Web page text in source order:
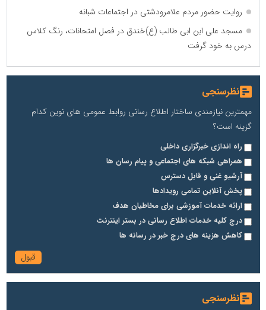
روایت حضور مردم علامرودشتی در اجتماعات شبانه
مسجد علی ابن ابی طالب (ع)خندق در فصل امتحانات، رنگ کلاس
درس به خود گرفت
نظرسنجی
مهمترین نیازمندی ساختار اطلاع رسانی روابط عمومی های نوین کدام
گزینه است؟
راه اندازی خبرگزاری داخلی
همراهی شبکه های اجتماعی و پیام رسان ها
آرشیو غنی و قابل دسترس
پخش آنلاین تمامی رویدادها
ارائه خدمات آموزشی برای مخاطیان هدف
درج کلیه خدمات اطلاع رسانی در بستر اینترنت
کاهش هزینه های درج خبر در رسانه ها
نظرسنجی